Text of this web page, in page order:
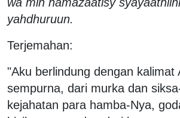
yahdhuruun.
Terjemahan:
"Aku berlindung dengan kalimat
sempurna, dari murka dan
kejahatan para hamba-Nya,